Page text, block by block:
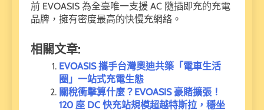
前 EVOASIS 為全臺唯一支援 AC 隨插即充的充電
品牌，擁有密度最高的快慢充網絡。
相關文章:
EVOASIS 攜手台灣奧迪共築「電車生活
圈」一站式充電生態
關稅衝擊算什麼？EVOASIS 豪賭擴張！
120 座 DC 快充站規模超越特斯拉，穩坐